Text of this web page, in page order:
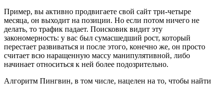
Пример, вы активно продвигаете свой сайт три-четыре
месяца, он выходит на позиции. Но если потом ничего не
делать, то трафик падает. Поисковик видит эту
закономерность: у вас был сумасшедший рост, который
перестает развиваться и после этого, конечно же, он просто
считает всю наращенную массу манипулятивной, либо
начинает относиться к ней более подозрительно.
Алгоритм Пингвин, в том числе, нацелен на то, чтобы найти